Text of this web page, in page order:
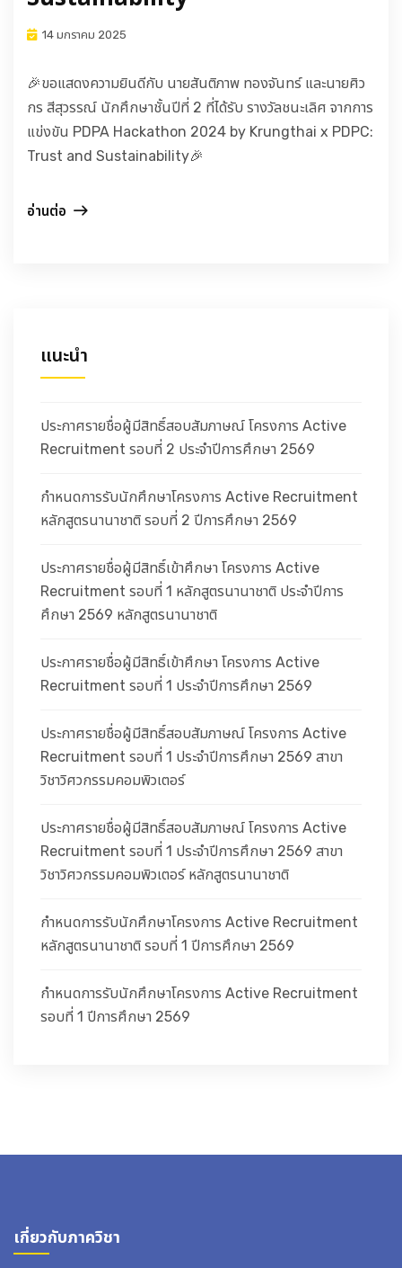
14 มกราคม 2025
🎉ขอแสดงความยินดีกับ นายสันติภาพ ทองจันทร์ และนายศิว
กร สีสุวรรณ์ นักศึกษาชั้นปีที่ 2 ที่ได้รับ รางวัลชนะเลิศ จากการ
แข่งขัน PDPA Hackathon 2024 by Krungthai x PDPC:
Trust and Sustainability🎉
อ่านต่อ
แนะนำ
ประกาศรายชื่อผู้มีสิทธิ์สอบสัมภาษณ์ โครงการ Active
Recruitment รอบที่ 2 ประจำปีการศึกษา 2569
กำหนดการรับนักศึกษาโครงการ Active Recruitment
หลักสูตรนานาชาติ รอบที่ 2 ปีการศึกษา 2569
ประกาศรายชื่อผู้มีสิทธิ์เข้าศึกษา โครงการ Active
Recruitment รอบที่ 1 หลักสูตรนานาชาติ ประจำปีการ
ศึกษา 2569 หลักสูตรนานาชาติ
ประกาศรายชื่อผู้มีสิทธิ์เข้าศึกษา โครงการ Active
Recruitment รอบที่ 1 ประจำปีการศึกษา 2569
ประกาศรายชื่อผู้มีสิทธิ์สอบสัมภาษณ์ โครงการ Active
Recruitment รอบที่ 1 ประจำปีการศึกษา 2569 สาขา
วิชาวิศวกรรมคอมพิวเตอร์
ประกาศรายชื่อผู้มีสิทธิ์สอบสัมภาษณ์ โครงการ Active
Recruitment รอบที่ 1 ประจำปีการศึกษา 2569 สาขา
วิชาวิศวกรรมคอมพิวเตอร์ หลักสูตรนานาชาติ
กำหนดการรับนักศึกษาโครงการ Active Recruitment
หลักสูตรนานาชาติ รอบที่ 1 ปีการศึกษา 2569
กำหนดการรับนักศึกษาโครงการ Active Recruitment
รอบที่ 1 ปีการศึกษา 2569
เกี่ยวกับภาควิชา